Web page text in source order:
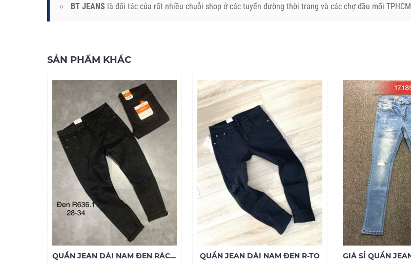
BT JEANS là đối tác của rất nhiều chuỗi shop ở các tuyến đường thời trang và các chợ đầu mối TPHCM
SẢN PHẨM KHÁC
QUẦN JEAN DÀI NAM ĐEN RÁCH R636.1 QUẦN JEAN DÀI NAM ĐEN R-TO